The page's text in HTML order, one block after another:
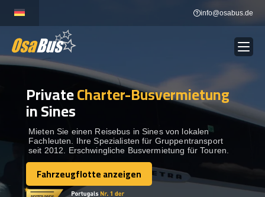
content
info@osabus.de
BUSVERMIETUNG Show dropdown
REISEZIELE Show dropdown
FLOTTE
PrivateCharter-Busvermietung
in Sines
Mieten Sie einen Reisebus in Sines von lokalen
Fachleuten. Ihre Spezialisten für Gruppentransport
seit 2012. Erschwingliche Busvermietung für Touren.
Fahrzeugflotte anzeigen
Fahrzeugflotte anzeigen